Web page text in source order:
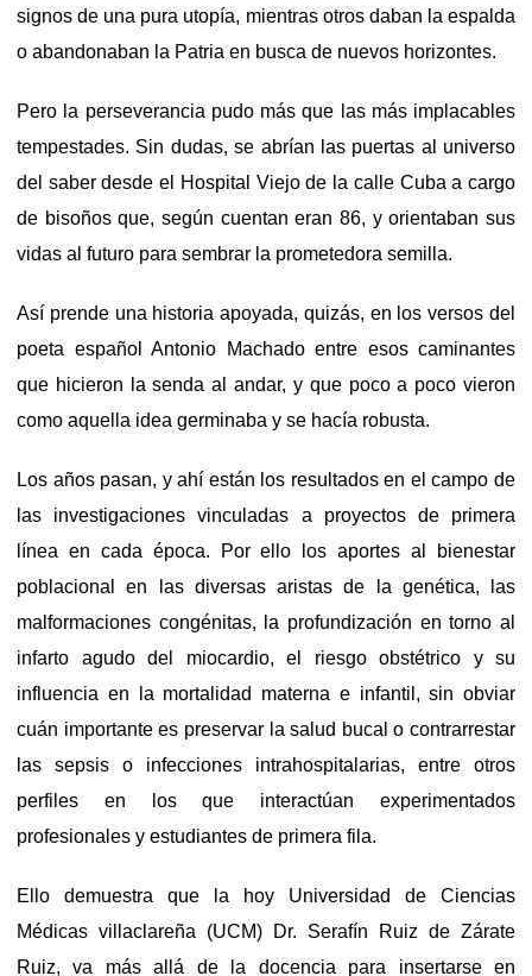
signos de una pura utopía, mientras otros daban la espalda
o abandonaban la Patria en busca de nuevos horizontes.
Pero la perseverancia pudo más que las más implacables
tempestades. Sin dudas, se abrían las puertas al universo
del saber desde el Hospital Viejo de la calle Cuba a cargo
de bisoños que, según cuentan eran 86, y orientaban sus
vidas al futuro para sembrar la prometedora semilla.
Así prende una historia apoyada, quizás, en los versos del
poeta español Antonio Machado entre esos caminantes
que hicieron la senda al andar, y que poco a poco vieron
como aquella idea germinaba y se hacía robusta.
Los años pasan, y ahí están los resultados en el campo de
las investigaciones vinculadas a proyectos de primera
línea en cada época. Por ello los aportes al bienestar
poblacional en las diversas aristas de la genética, las
malformaciones congénitas, la profundización en torno al
infarto agudo del miocardio, el riesgo obstétrico y su
influencia en la mortalidad materna e infantil, sin obviar
cuán importante es preservar la salud bucal o contrarrestar
las sepsis o infecciones intrahospitalarias, entre otros
perfiles en los que interactúan experimentados
profesionales y estudiantes de primera fila.
Ello demuestra que la hoy Universidad de Ciencias
Médicas villaclareña (UCM) Dr. Serafín Ruiz de Zárate
Ruiz, va más allá de la docencia para insertarse en